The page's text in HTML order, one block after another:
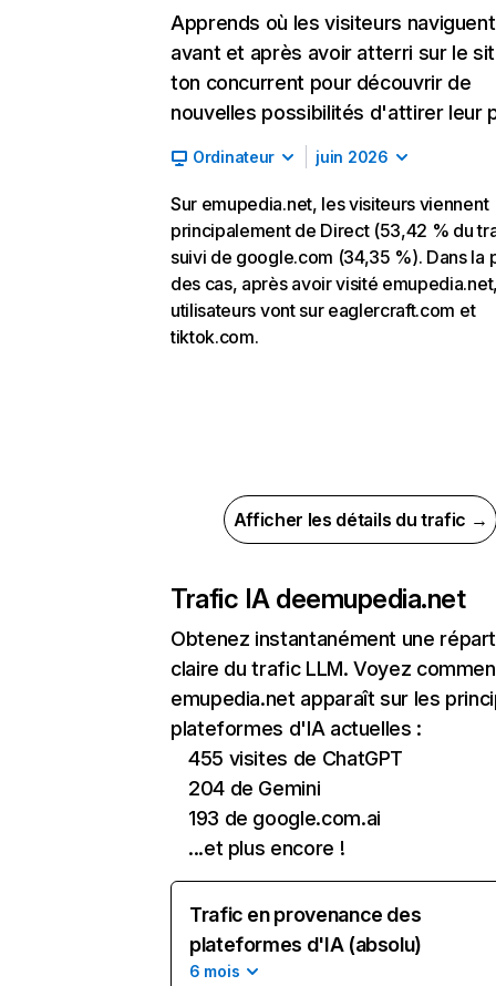
Apprends où les visiteurs naviguent
avant et après avoir atterri sur le
ton concurrent pour découvrir de
nouvelles possibilités d'attirer leur
Ordinateur juin 2026
Sur emupedia.net, les visiteurs viennent
principalement de Direct (53,42 % du
suivi de google.com (34,35 %). Dans la
des cas, après avoir visité
utilisateurs vont sur eaglercraft.com et
tiktok.com.
Afficher les détails du trafic →
Trafic IA deemupedia.net
Obtenez instantanément une
claire du trafic LLM. Voyez
emupedia.net apparaît sur les
plateformes d'IA actuelles :
455 visites de ChatGPT
204 de Gemini
193 de google.com.ai
...et plus encore !
Trafic en provenance des
plateformes d'IA (absolu)
6 mois